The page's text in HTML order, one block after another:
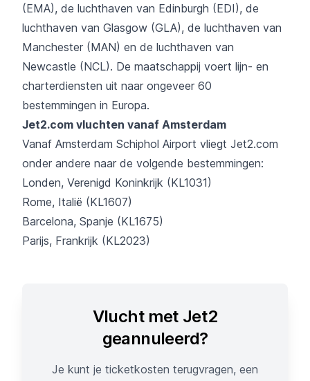
(EMA), de luchthaven van Edinburgh (EDI), de
luchthaven van Glasgow (GLA), de luchthaven van
Manchester (MAN) en de luchthaven van
Newcastle (NCL). De maatschappij voert lijn- en
charterdiensten uit naar ongeveer 60
bestemmingen in Europa.
Jet2.com vluchten vanaf Amsterdam
Vanaf Amsterdam Schiphol Airport vliegt Jet2.com
onder andere naar de volgende bestemmingen:
Londen, Verenigd Koninkrijk (KL1031)
Rome, Italië (KL1607)
Barcelona, Spanje (KL1675)
Parijs, Frankrijk (KL2023)
Vlucht met Jet2
geannuleerd?
Je kunt je ticketkosten terugvragen, een